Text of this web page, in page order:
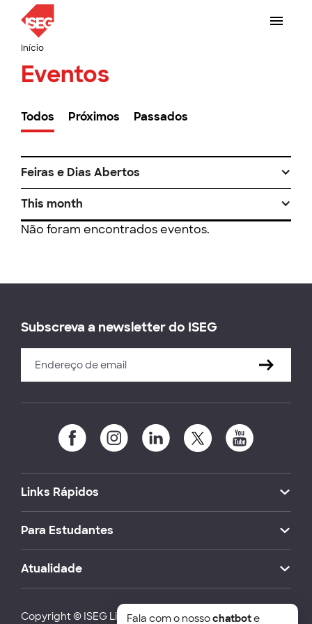
Início
Eventos
Todos Próximos Passados
Feiras e Dias Abertos
This month
Não foram encontrados eventos.
Subscreva a newsletter do ISEG
Links Rápidos
Para Estudantes
Atualidade
Copyright © ISEG Lisbon School of Economics and
Fala com o nossochatbote